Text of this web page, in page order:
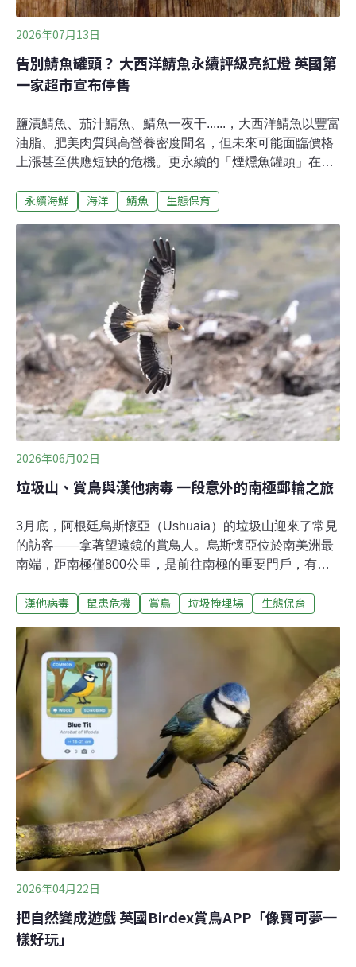
2026年07月13日
告別鯖魚罐頭？ 大西洋鯖魚永續評級亮紅燈 英國第
一家超市宣布停售
鹽漬鯖魚、茄汁鯖魚、鯖魚一夜干......，大西洋鯖魚以豐富
油脂、肥美肉質與高營養密度聞名，但未來可能面臨價格
上漲甚至供應短缺的危機。更永續的「煙燻魚罐頭」在知
天然食品零售通路銷售冠軍。但近幾年東北大西洋鯖魚漁
2025年停產該罐頭。為了尋找口感相似的替代魚種又不流
失客戶，歷經近一年尋覓，Patagonia Provisions於2026
年3月初宣布推出新產品「煙燻竹莢魚」。產品採
MSC（海洋管理委員會）認證漁業、以更不傷害海洋的圍
網捕撈（purse seine）。「我們很高興地說，嘗起來幾乎
完全相同，」Patagonia Provisions總經理萊特富特
（Paul Lightfoot）說。「這是種美麗、濃郁、肉感豐富、
口感極佳的魚，營養成分也非常高。」其所使用的太平洋
竹莢魚（Chil
永續海鮮 海洋 鯖魚 生態保育
2026年06月02日
垃圾山、賞鳥與漢他病毒 一段意外的南極郵輪之旅
3月底，阿根廷烏斯懷亞（Ushuaia）的垃圾山迎來了常見
的訪客——拿著望遠鏡的賞鳥人。烏斯懷亞位於南美洲最
南端，距南極僅800公里，是前往南極的重要門戶，有
不絕。他們最嚮往的地方之一，是城郊一處氣味刺鼻的垃
（White-throated Caracara）。牠有另一個名字：達爾文
巨隼（Darwin's Caracara）。1830年代，年輕的達爾文搭
乘小獵犬號遠航，在巴塔哥尼亞採集到這種猛禽的標本，
之後由英國鳥類學家古爾德（John Gould）鑑定命名。這
種巨隼帶著黑白分明的漂亮羽衣，卻喜歡出沒在垃圾場和
農耕地，和其他幾種巨隼一起翻找腐食，與猛禽的威嚴形
象形成反差。
漢他病毒 鼠患危機 賞鳥 垃圾掩埋場 生態保育
2026年04月22日
把自然變成遊戲 英國Birdex賞鳥APP「像寶可夢一
樣好玩」